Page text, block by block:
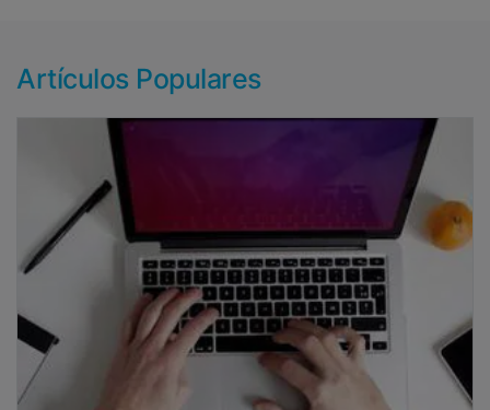
Artículos Populares